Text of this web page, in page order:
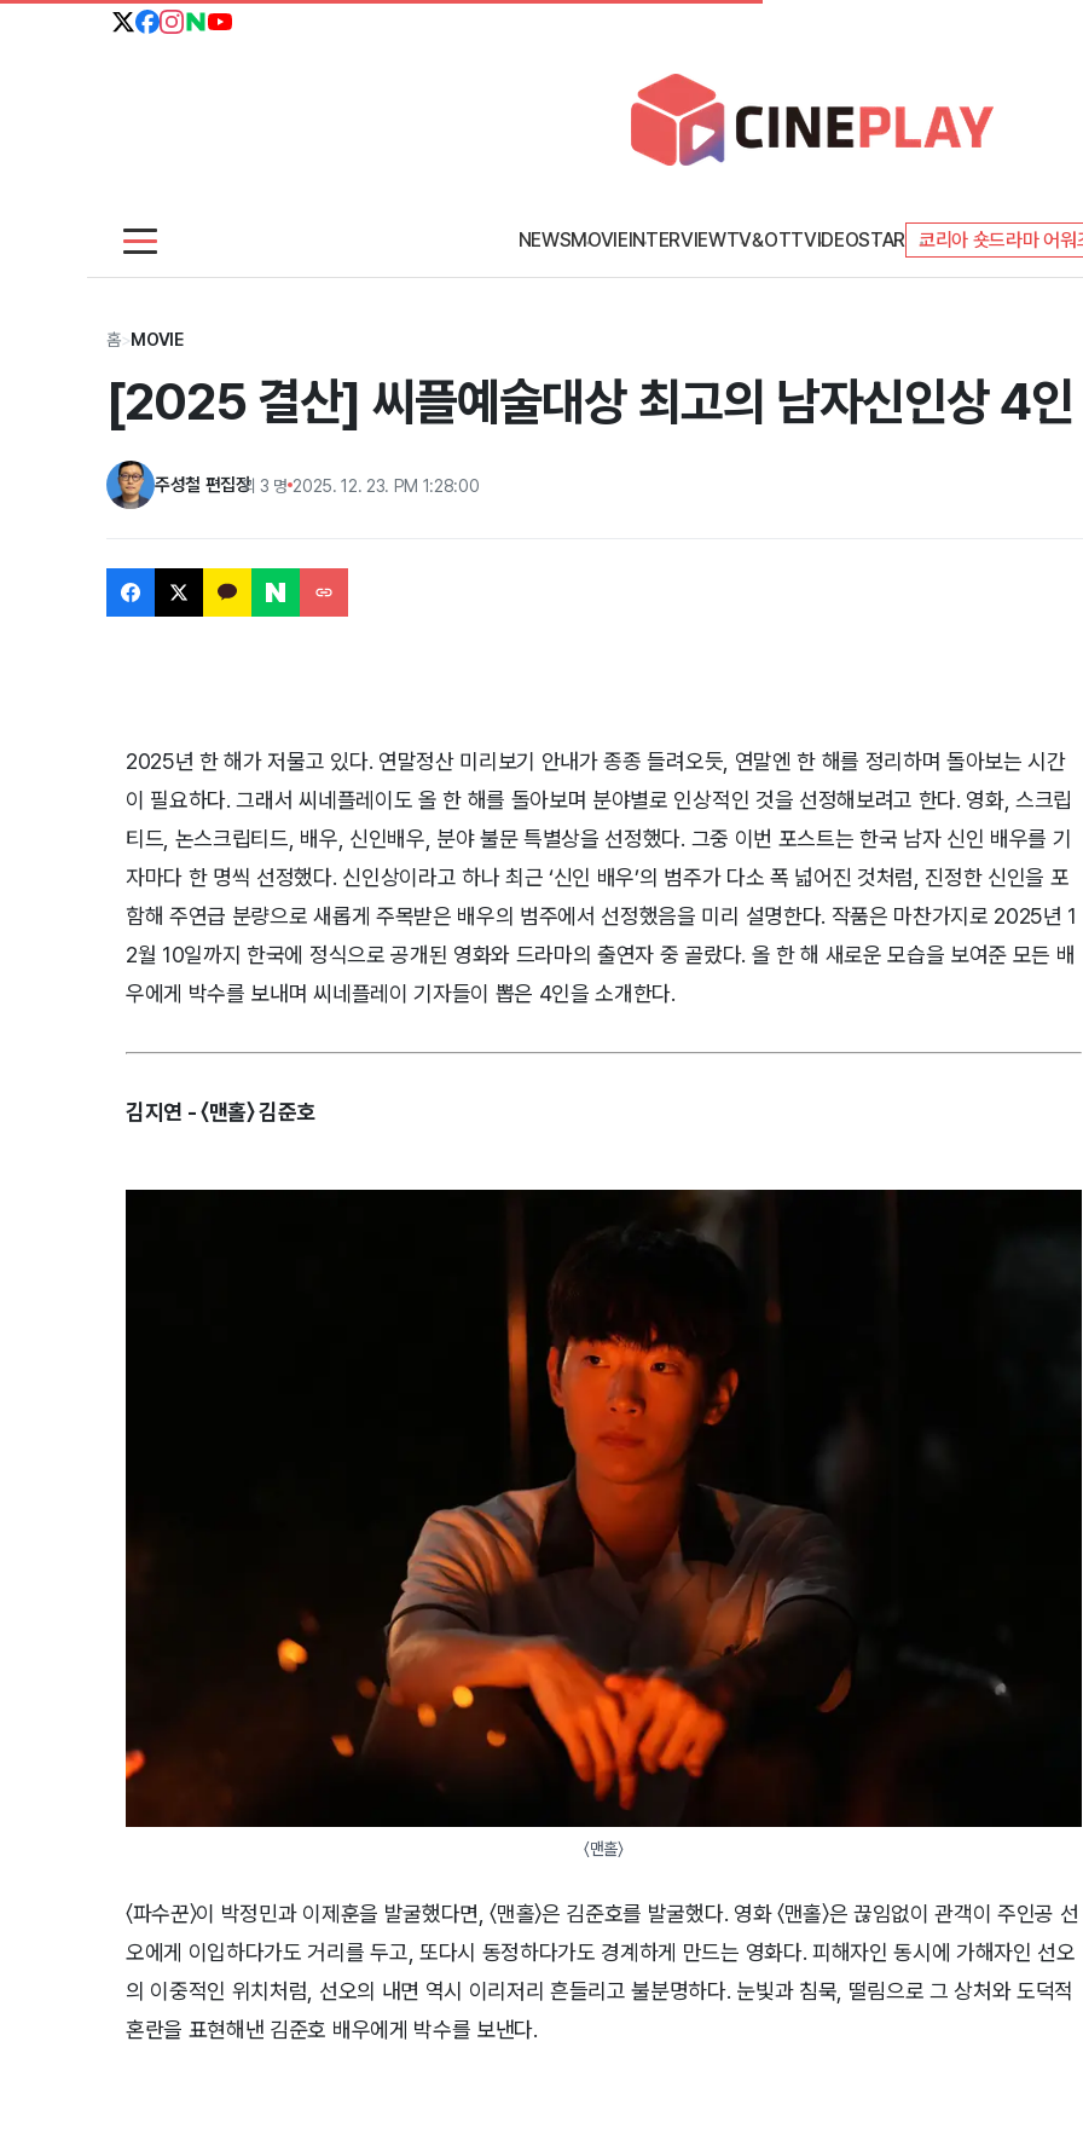
NEWSMOVIEINTERVIEWTV&OTTVIDEOSTAR 코리아 숏드라마 어워
홈>MOVIE
[2025 결산] 씨플예술대상 최고의 남자신인상 4인
주성철 편집장외 3 명 2025. 12. 23. PM 1:28:00
2025년 한 해가 저물고 있다. 연말정산 미리보기 안내가 종종 들려오듯, 연말엔 한 해를 정리하며 돌아보는 시간
이 필요하다. 그래서 씨네플레이도 올 한 해를 돌아보며 분야별로 인상적인 것을 선정해보려고 한다. 영화, 스크립
티드, 논스크립티드, 배우, 신인배우, 분야 불문 특별상을 선정했다. 그중 이번 포스트는 한국 남자 신인 배우를 기
자마다 한 명씩 선정했다. 신인상이라고 하나 최근 ‘신인 배우’의 범주가 다소 폭 넓어진 것처럼, 진정한 신인을 포
함해 주연급 분량으로 새롭게 주목받은 배우의 범주에서 선정했음을 미리 설명한다. 작품은 마찬가지로 2025년 1
2월 10일까지 한국에 정식으로 공개된 영화와 드라마의 출연자 중 골랐다. 올 한 해 새로운 모습을 보여준 모든 배
우에게 박수를 보내며 씨네플레이 기자들이 뽑은 4인을 소개한다.
김지연 - 〈맨홀〉 김준호
〈맨홀〉
​〈파수꾼〉이 박정민과 이제훈을 발굴했다면, 〈맨홀〉은 김준호를 발굴했다. 영화 〈맨홀〉은 끊임없이 관객이 주인공 선
오에게 이입하다가도 거리를 두고, 또다시 동정하다가도 경계하게 만드는 영화다. 피해자인 동시에 가해자인 선오
의 이중적인 위치처럼, 선오의 내면 역시 이리저리 흔들리고 불분명하다. 눈빛과 침묵, 떨림으로 그 상처와 도덕적
혼란을 표현해낸 김준호 배우에게 박수를 보낸다.